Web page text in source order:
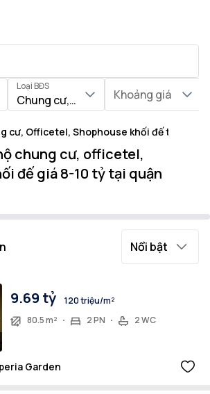
Loại BĐS
Chung cư, Officetel, Shophouse khối
Khoảng giá
cư, Officetel, Shophouse khối đế tại Quận
chung cư, officetel,
đế giá 8-10 tỷ tại quận
Nổi bật
9.69 tỷ
120 triệu/m²
80.5 m²
2 PN 2 WC
Garden